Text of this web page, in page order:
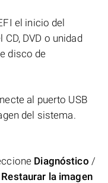
el inicio del
DVD o unidad
disco de
al puerto USB
del sistema.
Diagnóstico /
Restaurar la imagen